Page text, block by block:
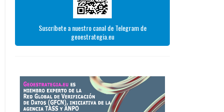
Suscríbete a nuestro canal de Telegram de
geoestrategia.eu